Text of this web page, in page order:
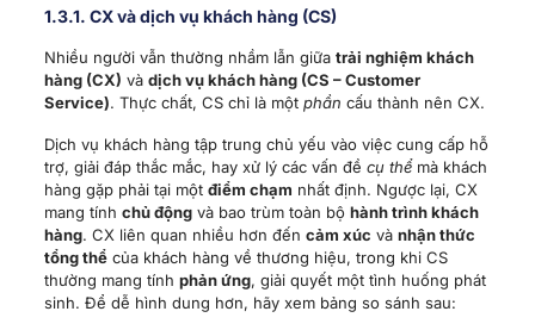
1.3.1. CX và dịch vụ khách hàng (CS)
Nhiều người vẫn thường nhầm lẫn giữa trải nghiệm khách
hàng (CX) và dịch vụ khách hàng (CS – Customer
Service). Thực chất, CS chỉ là một phần cấu thành nên CX.
Dịch vụ khách hàng tập trung chủ yếu vào việc cung cấp hỗ
trợ, giải đáp thắc mắc, hay xử lý các vấn đề cụ thểmà khách
hàng gặp phải tại một điểm chạm nhất định. Ngược lại, CX
mang tính chủ độngvà bao trùm toàn bộ hành trình khách
hàng. CX liên quan nhiều hơn đến cảm xúc và nhận thức
tổng thểcủa khách hàng về thương hiệu, trong khi CS
thường mang tính phản ứng, giải quyết một tình huống phát
sinh. Để dễ hình dung hơn, hãy xem bảng so sánh sau: